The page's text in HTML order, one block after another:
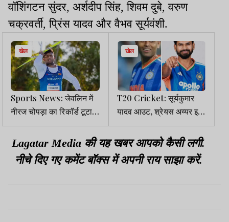
वॉशिंगटन सुंदर, अर्शदीप सिंह, शिवम दुबे, वरुण
चक्रवर्ती, प्रिंस यादव और वैभव सूर्यवंशी.
खेल
Sports News: जेवलिन में
नीरज चोपड़ा का रिकॉर्ड टूटा,
श्रीलंका के रुमेश थरंगा ने
तोड़ा रिकॉर्ड
खेल
T20 Cricket: सूर्यकुमार
यादव आउट, श्रेयस अय्यर इन,
T20 की कप्तानी में बदलाव
Lagatar Media की यह खबर आपको कैसी लगी.
नीचे दिए गए कमेंट बॉक्स में अपनी राय साझा करें.